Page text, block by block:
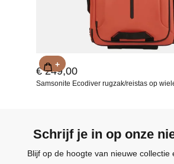
€ 249,00
Samsonite Ecodiver rugzak/reistas op
+
Schrijf je in op onze
Blijf op de hoogte van nieuwe collectie